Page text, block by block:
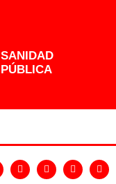
SANIDAD
PÚBLICA